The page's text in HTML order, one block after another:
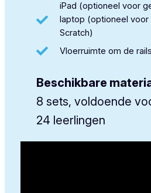
iPad (optioneel voor
laptop (optioneel voor
Scratch)
Vloerruimte om de
Beschikbare
8 sets, voldoende
24 leerlingen